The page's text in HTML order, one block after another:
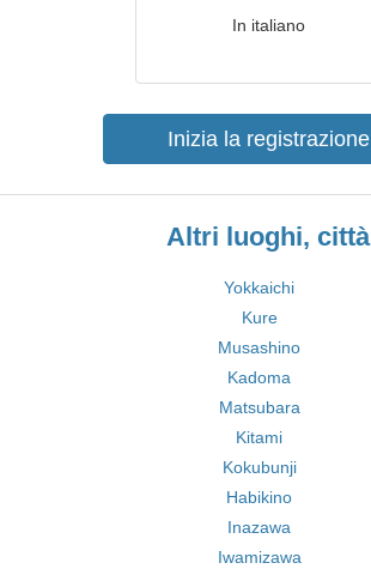
In italiano
Inizia la registrazione
Altri luoghi, città
Yokkaichi
Kure
Musashino
Kadoma
Matsubara
Kitami
Kokubunji
Habikino
Inazawa
Iwamizawa